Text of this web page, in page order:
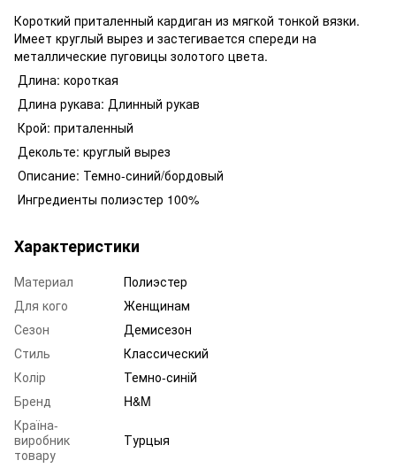
Короткий приталенный кардиган из мягкой тонкой вязки.
Имеет круглый вырез и застегивается спереди на
металлические пуговицы золотого цвета.
Длина: короткая
Длина рукава: Длинный рукав
Крой: приталенный
Декольте: круглый вырез
Описание: Темно-синий/бордовый
Ингредиенты полиэстер 100%
Характеристики
Материал
Полиэстер
Для кого
Женщинам
Сезон
Демисезон
Стиль
Классический
Колір
Темно-синій
Бренд
H&M
Країна-
виробник
товару
Турцыя